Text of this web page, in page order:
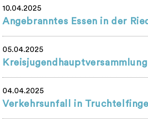
10.04.2025
Angebranntes Essen in der
05.04.2025
04.04.2025
Verkehrsunfall in